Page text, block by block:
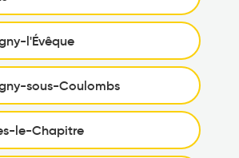
l'Évêque
sous-Coulombs
le-Chapitre